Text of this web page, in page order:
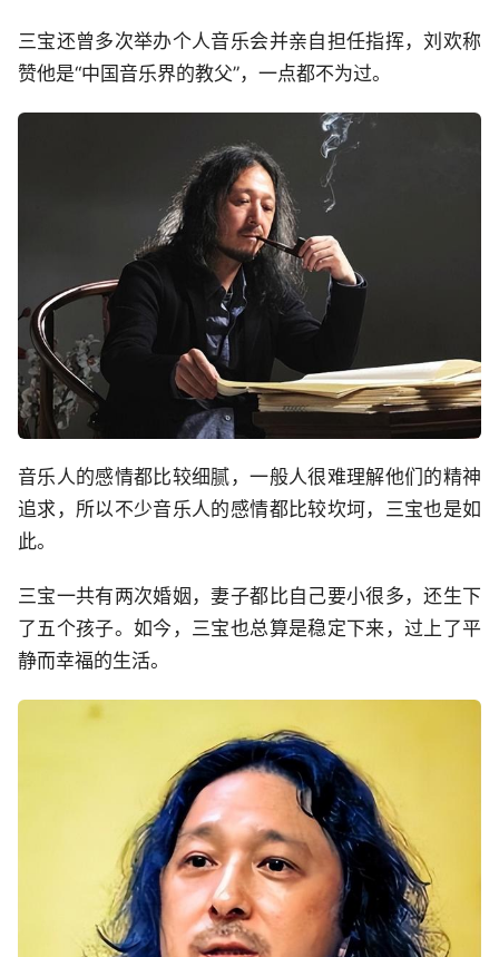
三宝还曾多次举办个人音乐会并亲自担任指挥，刘欢称
赞他是“中国音乐界的教父”，一点都不为过。
音乐人的感情都比较细腻，一般人很难理解他们的精神
追求，所以不少音乐人的感情都比较坎坷，三宝也是如
此。
三宝一共有两次婚姻，妻子都比自己要小很多，还生下
了五个孩子。如今，三宝也总算是稳定下来，过上了平
静而幸福的生活。